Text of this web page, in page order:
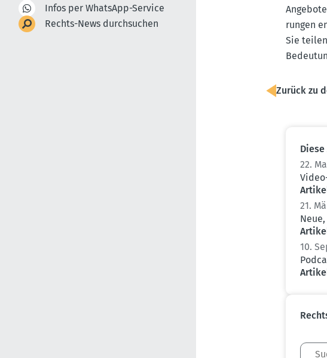
rungen
Sie
Zurück zu
22.
21.
10.
Infos per WhatsApp-Service
Rechts-News durchsuchen